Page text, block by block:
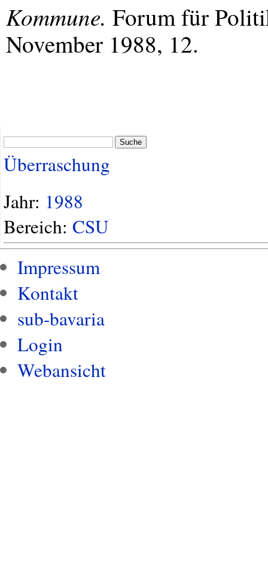
Kommune. Forum für
November 1988, 12.
Suche
Überraschung
Jahr: 1988
Bereich: CSU
Impressum
Kontakt
sub-bavaria
Login
Webansicht